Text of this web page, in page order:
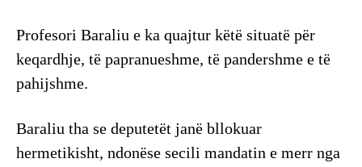
Profesori Baraliu e ka quajtur këtë situatë për
keqardhje, të papranueshme, të pandershme e të
pahijshme.
Baraliu tha se deputetët janë bllokuar
hermetikisht, ndonëse secili mandatin e merr nga